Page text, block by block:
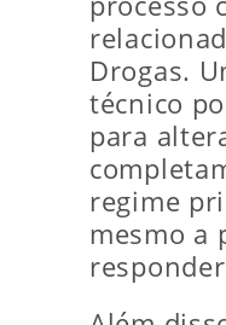
Drogas.
técnico
para
regime
mesmo a